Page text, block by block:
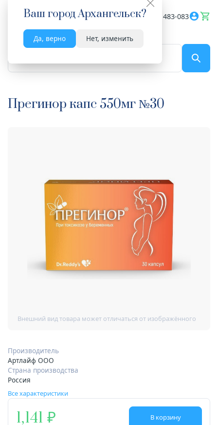
Ваш городАрхангельск?
Да, верно Нет, изменить
Весь сайт 8182 483-083
Прегинор капс 550мг №30
Производитель
Артлайф ООО
Страна производства
Россия
Все характеристики
1,141 В корзину